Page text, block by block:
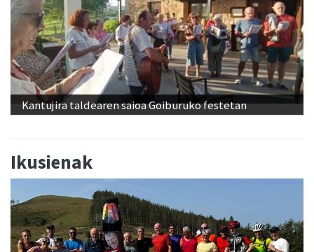
Kantujira taldearen saioa Goiburuko festetan
Ikusienak